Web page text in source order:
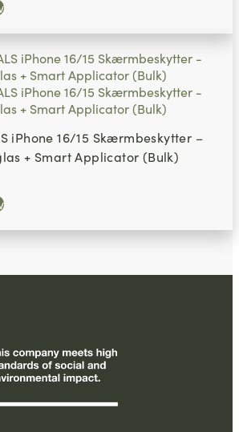
iPhone 16/15 Skærmbeskytter –
+ Smart Applicator (Bulk)